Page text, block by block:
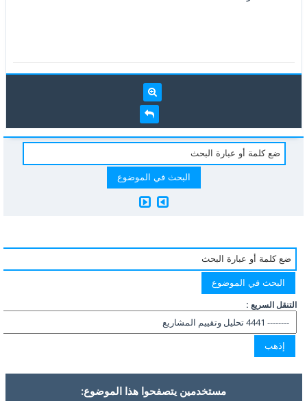
التنقل السريع :
مستخدمين يتصفحوا هذا الموضوع: